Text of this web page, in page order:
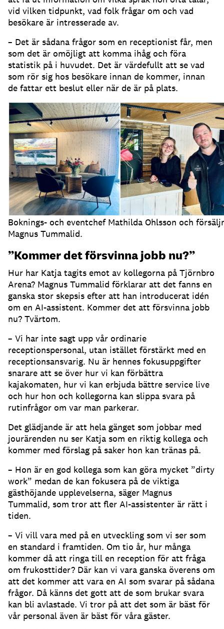
vid vilken tidpunkt, vad folk frågar om och vad
besökare är intresserade av.
– Det är sådana frågor som en receptionist får, men
som det är omöjligt att komma ihåg och föra
statistik på i huvudet. Det är värdefullt att se vad
som rör sig hos besökare innan de kommer, innan
de fattar ett beslut eller när de är på plats.
Boknings- och eventchef Mathilda Ohlsson och
Magnus Tummalid.
”Kommer det försvinna jobb nu?”
Hur har Katja tagits emot av kollegorna på Tjörnbro
Arena? Magnus Tummalid förklarar att det fanns en
ganska stor skepsis efter att han introducerat idén
om en AI-assistent. Kommer det att försvinna jobb
nu? Tvärtom.
– Vi har inte sagt upp vår ordinarie
receptionspersonal, utan istället förstärkt med en
receptionsansvarig. Nu är hennes fokusuppgifter
snarare att se över hur vi kan förbättra
kajakomaten, hur vi kan erbjuda bättre service live
och hur hon och kollegorna kan slippa svara på
rutinfrågor om var man parkerar.
Det glädjande är att hela gänget som jobbar med
jourärenden nu ser Katja som en riktig kollega och
kommer med förslag på saker hon kan tränas på.
– Hon är en god kollega som kan göra mycket ”dirty
work” medan de kan fokusera på de viktiga
gästhöjande upplevelserna, säger Magnus
Tummalid, som tror att fler AI-assistenter är rätt i
tiden.
– Vi vill vara med på en utveckling som vi ser som
en standard i framtiden. Om tio år, hur många
kommer då att ringa till en reception för att fråga
om frukosttider? Där kan vi vara ganska överens om
att det kommer att vara en AI som svarar på sådana
frågor. Då känns det gott att de som brukar svara
kan bli avlastade. Vi tror på att det som är bäst för
vår personal även är bäst för våra gäster.